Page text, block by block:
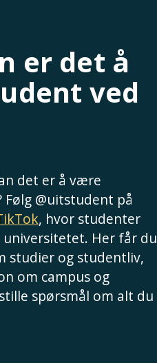
er det å
ved
det er å være
Følg @uitstudent på
, hvor studenter
Her får du
studier og studentliv,
om campus og
spørsmål om alt du